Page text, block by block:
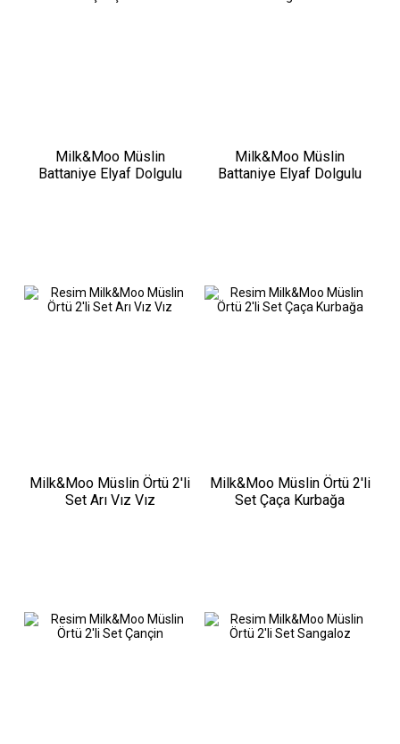
Milk&Moo Müslin
Battaniye Elyaf Dolgulu
Milk&Moo Müslin
Battaniye Elyaf Dolgulu
Milk&Moo Müslin Örtü 2'li
Set Arı Vız Vız
Milk&Moo Müslin Örtü 2'li
Set Çaça Kurbağa